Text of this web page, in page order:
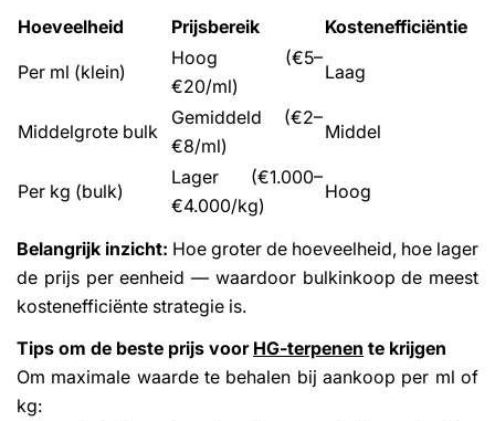
Hoeveelheid
Prijsbereik Kostenefficiëntie
Per ml (klein)
Hoog (€5–
€20/ml)
Laag
Middelgrote bulk
Gemiddeld (€2–
€8/ml)
Middel
Per kg (bulk)
Lager (€1.000–
€4.000/kg)
Hoog
Belangrijk inzicht: Hoe groter de hoeveelheid, hoe lager
de prijs per eenheid — waardoor bulkinkoop de meest
kostenefficiënte strategie is.
Tips om de beste prijs voor HG-terpenen te krijgen
Om maximale waarde te behalen bij aankoop per ml of
kg: